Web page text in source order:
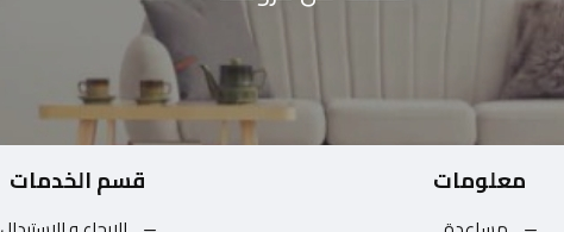
معلومات قسم الخدمات